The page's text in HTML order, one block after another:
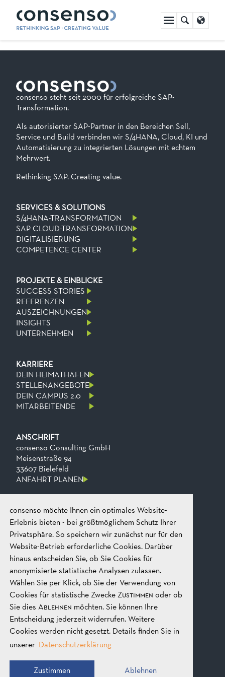
consenso möchte Ihnen ein optimales Website-
Erlebnis bieten - bei größtmöglichem Schutz Ihrer
Privatsphäre. So speichern wir zunächst nur für den
Website-Betrieb erforderliche Cookies. Darüber
hinaus entscheiden Sie, ob Sie Cookies für
anonymisierte statistische Analysen zulassen.
Wählen Sie per Klick, ob Sie der Verwendung von
Cookies für statistische ZweckeZustimmen oder ob
Sie diesAblehnen möchten. Sie können Ihre
Entscheidung jederzeit widerrufen. Weitere
Cookies werden nicht gesetzt. Details finden Sie in
unserer Datenschutzerklärung
Zustimmen Ablehnen
Navigation
überspringen
consenso steht seit 2000 für erfolgreiche SAP-
Transformation.
Als autorisierter SAP-Partner in den Bereichen Sell,
Service und Build verbinden wir S/4HANA, Cloud, KI und
Automatisierung zu integrierten Lösungen mit echtem
Mehrwert.
Rethinking SAP. Creating value.
SERVICES & SOLUTIONS
S/4HANA-TRANSFORMATION
SAP CLOUD-TRANSFORMATION
DIGITALISIERUNG
COMPETENCE CENTER
PROJEKTE & EINBLICKE
SUCCESS STORIES
REFERENZEN
AUSZEICHNUNGEN
INSIGHTS
UNTERNEHMEN
KARRIERE
DEIN HEIMATHAFEN
STELLENANGEBOTE
DEIN CAMPUS 2.0
MITARBEITENDE
ANSCHRIFT
consenso Consulting GmbH
Meisenstraße 94
33607 Bielefeld
ANFAHRT PLANEN
KONTAKT
Telefon
Fax
E-mail
+49 521 2606 0
+49​ 521​ 2606​ 199
mail@consenso.de
GEPRÄCH STARTEN
RECHTLICHES
IMPRESSUM
DATENSCHUTZ
AGB
SOCIAL MEDIA